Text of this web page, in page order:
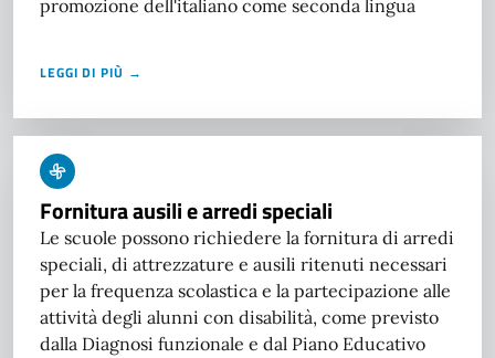
promozione dell'italiano come seconda lingua
LEGGI DI PIÙ →
Fornitura ausili e arredi speciali
Le scuole possono richiedere la fornitura di arredi
speciali, di attrezzature e ausili ritenuti necessari
per la frequenza scolastica e la partecipazione alle
attività degli alunni con disabilità, come previsto
dalla Diagnosi funzionale e dal Piano Educativo